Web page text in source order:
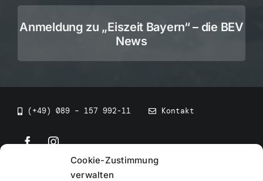
Cookie-Zustimmung
verwalten
Anmeldung zu „Eiszeit Bayern“ – die BEV
News
(+49) 089 – 157 992-11 Kontakt
• BEV Bayerischer Eissportverband